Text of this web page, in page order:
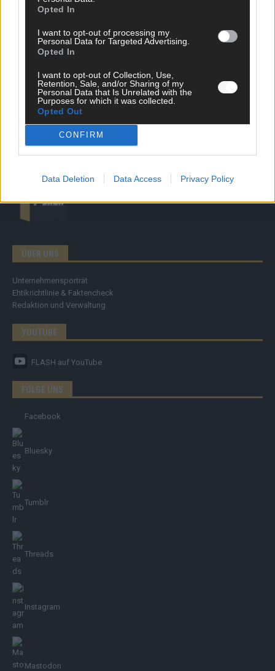
Opted In
I want to opt-out of processing my
Personal Data for Targeted Advertising.
Opted In
I want to opt-out of Collection, Use,
Retention, Sale, and/or Sharing of my
Personal Data that Is Unrelated with the
Purposes for which it was collected.
Opted Out
CONFIRM
Data Deletion Data Access Privacy Policy
Politik & Co
Money Matters
Brainpower
Specials
Meinung
Streams & Storys
Eurovision
ÜBER UNS
Unternehmensporträt
Ehtikrichtlinie & Faktencheck
Redaktion und Verwaltung
YOUTUBE
FLASH auf YouTube
FOLGE UNS
Facebook
Bluesky
Tumblr
Threads
Instagram
Mastodon